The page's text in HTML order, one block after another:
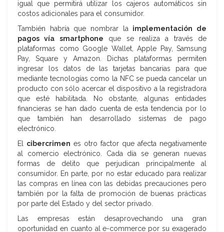
igual que permitirá utilizar los cajeros automáticos sin
costos adicionales para el consumidor.
También habría que nombrar la implementación de
pagos vía smartphone que se realiza a través de
plataformas como Google Wallet, Apple Pay, Samsung
Pay, Square y Amazon. Dichas plataformas permiten
ingresar los datos de las tarjetas bancarias para que
mediante tecnologías como la NFC se pueda cancelar un
producto con sólo acercar el dispositivo a la registradora
que esté habilitada. No obstante, algunas entidades
financieras se han dado cuenta de esta tendencia por lo
que también han desarrollado sistemas de pago
electrónico.
El cibercrimen es otro factor que afecta negativamente
al comercio electrónico. Cada día se generan nuevas
formas de delito que perjudican principalmente al
consumidor. En parte, por no estar educado para realizar
las compras en línea con las debidas precauciones pero
también por la falta de promoción de buenas prácticas
por parte del Estado y del sector privado.
Las empresas están desaprovechando una gran
oportunidad en cuanto al e-commerce por su exagerado